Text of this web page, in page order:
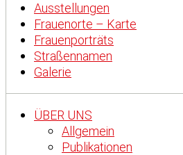
Ausstellungen
Frauenorte – Karte
Frauenporträts
Straßennamen
Galerie
ÜBER UNS
Allgemein
Publikationen